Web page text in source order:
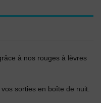
à nos rouges à lèvres
sorties en boîte de nuit.